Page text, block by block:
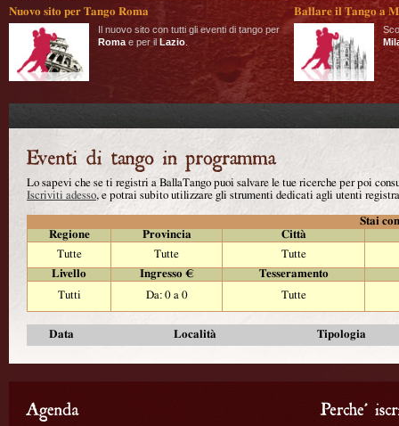
Nuovo sito per Tango Roma
Il nuovo sito con tutti gli eventi di tango per
Roma e per il Lazio
Ballare il Tango a
Lo sapevi che se ti registri a BallaTango puoi salvare le tue ricerche per poi
Iscriviti adesso, e potrai subito utilizzare gli strumenti dedicati agli utenti
Stai
Regione
Provincia
Città
Tutte
Tutte
Tutte
Livello
Ingresso €
Tesseramento
Tutti
Da: 0 a 0 Tutte
Data Località Tipologia